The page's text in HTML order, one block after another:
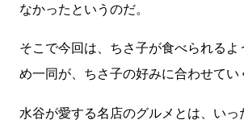
なかったというのだ。
そこで今回は、ちさ子が食べられるよ
め一同が、ちさ子の好みに合わせてい
水谷が愛する名店のグルメとは、いっ